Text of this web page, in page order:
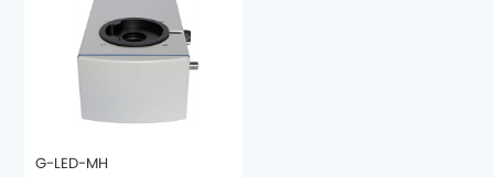
G-LED-MH